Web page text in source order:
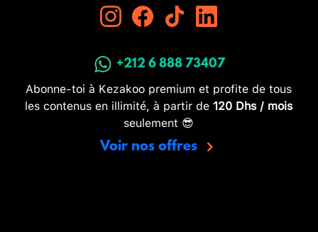
+212 6 888 73407
Abonne-toi à Kezakoo premium et profite de tous
les contenus en illimité, à partir de 120 Dhs / mois
seulement 😎
Voir nos offres